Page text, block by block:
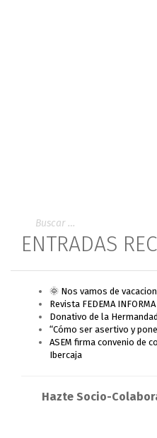
ENTRADAS
🌞 Nos vamos de
Revista FEDEMA
Donativo de la
“Cómo ser asertivo y
ASEM firma convenio de
Ibercaja
Hazte Socio-